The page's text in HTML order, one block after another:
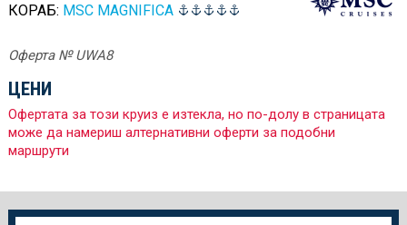
КОРАБ: MSC MAGNIFICA
Оферта № UWA8
ЦЕНИ
Офертата за този круиз е изтекла, но по-долу в страницата
може да намериш алтернативни оферти за подобни
маршрути